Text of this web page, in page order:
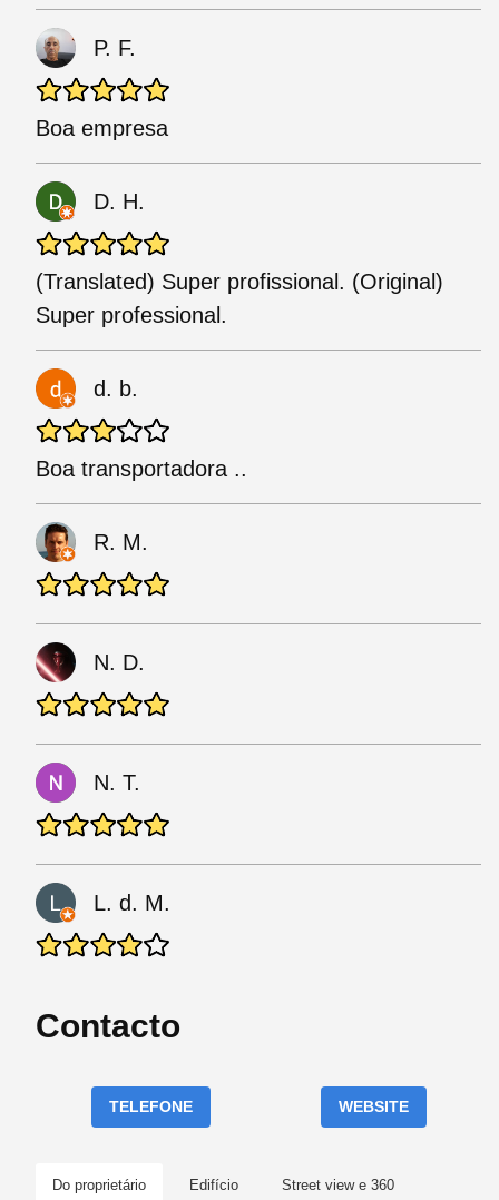
P. F.
Boa empresa
D. H.
(Translated) Super profissional. (Original)
Super professional.
d. b.
Boa transportadora ..
R. M.
N. D.
N. T.
L. d. M.
Contacto
TELEFONE WEBSITE
Do proprietário Edifício Street view e 360